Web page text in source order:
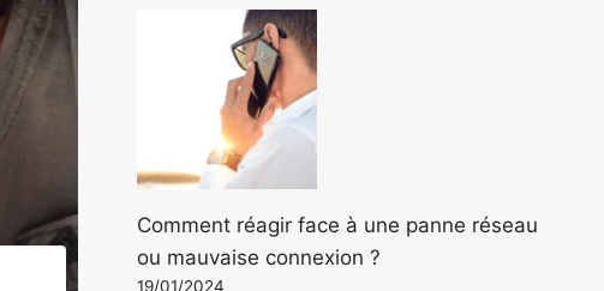
Comment réagir face à une panne réseau
ou mauvaise connexion ?
19/01/2024